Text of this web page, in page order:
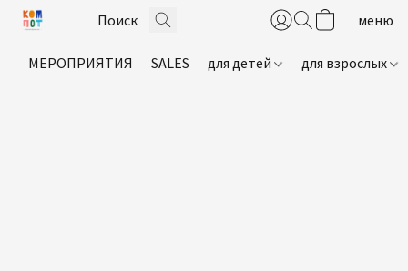
МЕРОПРИЯТИЯ SALES для детей для взрослых